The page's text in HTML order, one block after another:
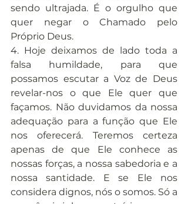
sendo ultrajada. É o orgulho que
quer negar o Chamado pelo
Próprio Deus.
4. Hoje deixamos de lado toda a
falsa humildade, para que
possamos escutar a Voz de Deus
revelar-nos o que Ele quer que
façamos. Não duvidamos da nossa
adequação para a função que Ele
nos oferecerá. Teremos certeza
apenas de que Ele conhece as
nossas forças, a nossa sabedoria e a
nossa santidade. E se Ele nos
considera dignos, nós o somos. Só a